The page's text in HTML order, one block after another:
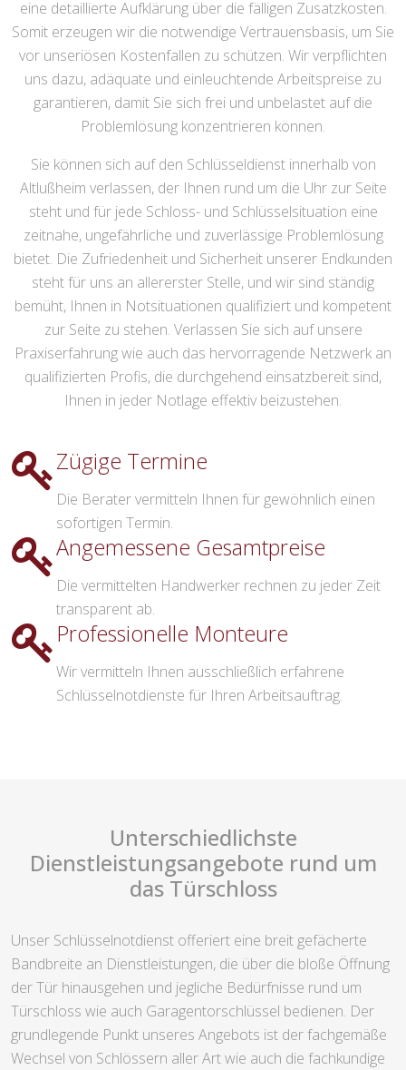
eine detaillierte Aufklärung über die fälligen Zusatzkosten.
Somit erzeugen wir die notwendige Vertrauensbasis, um Sie
vor unseriösen Kostenfallen zu schützen. Wir verpflichten
uns dazu, adäquate und einleuchtende Arbeitspreise zu
garantieren, damit Sie sich frei und unbelastet auf die
Problemlösung konzentrieren können.
Sie können sich auf den Schlüsseldienst innerhalb von
Altlußheim verlassen, der Ihnen rund um die Uhr zur Seite
steht und für jede Schloss- und Schlüsselsituation eine
zeitnahe, ungefährliche und zuverlässige Problemlösung
bietet. Die Zufriedenheit und Sicherheit unserer Endkunden
steht für uns an allererster Stelle, und wir sind ständig
bemüht, Ihnen in Notsituationen qualifiziert und kompetent
zur Seite zu stehen. Verlassen Sie sich auf unsere
Praxiserfahrung wie auch das hervorragende Netzwerk an
qualifizierten Profis, die durchgehend einsatzbereit sind,
Ihnen in jeder Notlage effektiv beizustehen.
Zügige Termine
Die Berater vermitteln Ihnen für gewöhnlich einen
sofortigen Termin.
Angemessene Gesamtpreise
Die vermittelten Handwerker rechnen zu jeder Zeit
transparent ab.
Professionelle Monteure
Wir vermitteln Ihnen ausschließlich erfahrene
Schlüsselnotdienste für Ihren Arbeitsauftrag.
Unterschiedlichste
Dienstleistungsangebote rund um
das Türschloss
Unser Schlüsselnotdienst offeriert eine breit gefächerte
Bandbreite an Dienstleistungen, die über die bloße Öffnung
der Tür hinausgehen und jegliche Bedürfnisse rund um
Türschloss wie auch Garagentorschlüssel bedienen. Der
grundlegende Punkt unseres Angebots ist der fachgemäße
Wechsel von Schlössern aller Art wie auch die fachkundige